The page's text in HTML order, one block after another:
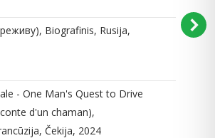
Biografinis, Rusija,
- One Man's Quest to Drive
d'un chaman),
Čekija, 2024